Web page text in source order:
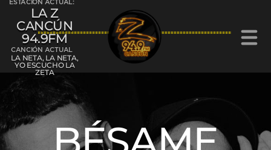
ESTACIÓN ACTUAL:
LA Z
CANCÚN
94.9FM
CANCIÓN ACTUAL
LA NETA, LA NETA,
YO ESCUCHO LA
ZETA
La Z Cancún 94.9FM